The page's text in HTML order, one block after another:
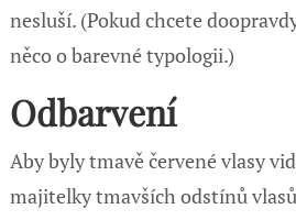
nesluší. (Pokud chcete
něco o barevné typologii.)
Odbarvení
Aby byly tmavě červené vlasy
majitelky tmavších odstínů